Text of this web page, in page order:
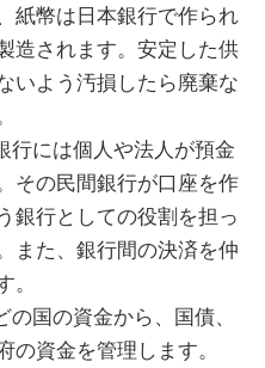
紙幣は日本銀行で作られ
造されます。安定した供
いよう汚損したら廃棄な
行には個人や法人が預金
その民間銀行が口座を作
銀行としての役割を担っ
また、銀行間の決済を仲
。
の国の資金から、国債、
の資金を管理します。